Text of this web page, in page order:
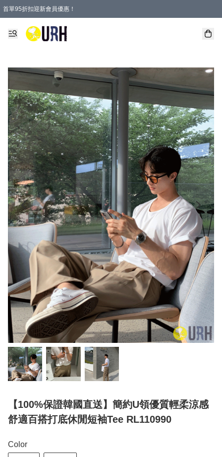
首單95折扣迎新會員優惠！
特選會員可享全單低至 95 折優惠！
單一訂單滿HKD600(澳門HKD800)包郵寄順豐送到家。
【100%保證韓國直送】簡約U領優質輕柔涼感
舒適百搭打底休閒短袖Tee RL110990
Color